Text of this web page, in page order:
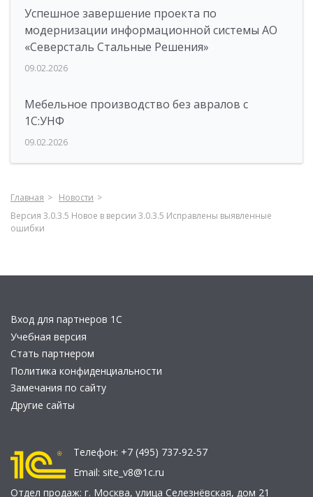
Успешное завершение проекта по
модернизации информационной системы АО
«Северсталь Стальные Решения»
09.02.2026
Мебельное производство без авралов с
1С:УНФ
09.02.2026
Главная
Новости
Версия 3.0.3.5 Новое в версии 3.0.3.5 Исправлены выявленные
ошибки
Вход для партнеров 1С
Учебная версия
Стать партнером
Политика конфиденциальности
Замечания по сайту
Другие сайты
Телефон: +7 (495) 737-92-57
Email: site_v8@1c.ru
Отдел продаж: г. Москва, улица Селезнёвская, дом 21